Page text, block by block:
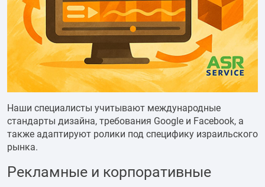
Наши специалисты учитывают международные
стандарты дизайна, требования Google и Facebook, а
также адаптируют ролики под специфику израильского
рынка.
Рекламные и корпоративные